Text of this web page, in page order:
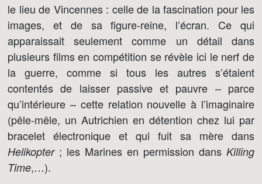
le lieu de Vincennes : celle de la fascination pour les
images, et de sa figure-reine, l’écran. Ce qui
apparaissait seulement comme un détail dans
plusieurs films en compétition se révèle ici le nerf de
la guerre, comme si tous les autres s’étaient
contentés de laisser passive et pauvre – parce
qu’intérieure – cette relation nouvelle à l’imaginaire
(pêle-mêle, un Autrichien en détention chez lui par
bracelet électronique et qui fuit sa mère dans
Helikopter; les Marines en permission dans Killing
Time,…).